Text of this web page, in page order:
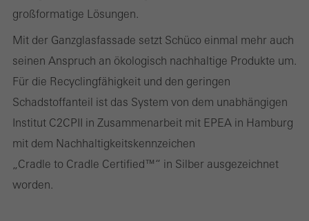
großformatige Lösungen.
Mit der Ganzglasfassade setzt Schüco einmal mehr auch
seinen Anspruch an ökologisch nachhaltige Produkte um.
Für die Recyclingfähigkeit und den geringen
Schadstoffanteil ist das System von dem unabhängigen
Institut C2CPII in Zusammenarbeit mit EPEA in Hamburg
mit dem Nachhaltigkeitskennzeichen
„Cradle to Cradle Certified™“ in Silber ausgezeichnet
worden.
Marketing / Drittanbieter Cookies
Marketing Cookies werden von Drittanbietern verwendet, um
personalisierte und ansprechende Werbung für den einzelnen
Nutzer anzuzeigen. Sie tun dies, indem sie Besucher über
Webseiten hinweg verfolgen. Dabei werden auch Dienste von
Drittanbietern eingebunden, die ihren Service eigenverantwortlich
erbringen.